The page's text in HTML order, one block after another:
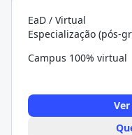
EaD / Virtual
Campus 100% virtual